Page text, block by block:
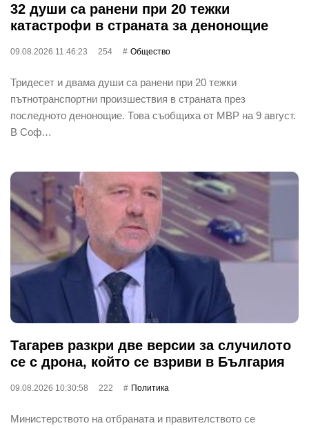
32 души са ранени при 20 тежки
катастрофи в страната за денонощие
09.08.2026 11:46:23 254 Общество
Тридесет и двама души са ранени при 20 тежки
пътнотранспортни произшествия в страната през
последното денонощие. Това съобщиха от МВР на 9 август.
В Соф…
Тагарев разкри две версии за случилото
се с дрона, който се взриви в България
09.08.2026 10:30:58 222 Политика
Министерството на отбраната и правителството се